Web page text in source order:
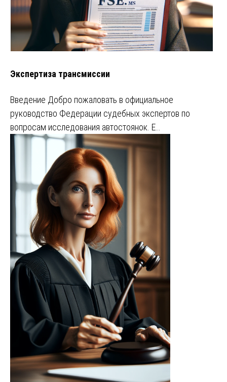
Экспертиза трансмиссии
Введение Добро пожаловать в официальное
руководство Федерации судебных экспертов по
вопросам исследования автостоянок. Е…